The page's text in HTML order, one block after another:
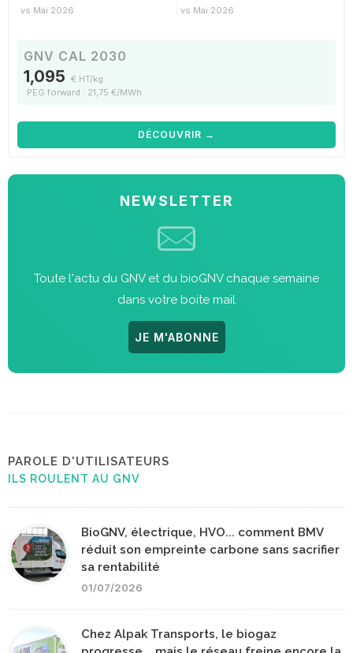
vs Mai 2026 vs Mai 2026
GNV CAL 2030
1,095 € HT/kg
PEG forward : 21,75 €/MWh
DÉCOUVRIR →
NEWSLETTER
Toute l'actu du GNV et du bioGNV chaque semaine
dans votre boite mail
JE M'ABONNE
PAROLE D'UTILISATEURS
ILS ROULENT AU GNV
BioGNV, électrique, HVO... comment BMV
réduit son empreinte carbone sans sacrifier
sa rentabilité
01/07/2026
Chez Alpak Transports, le biogaz